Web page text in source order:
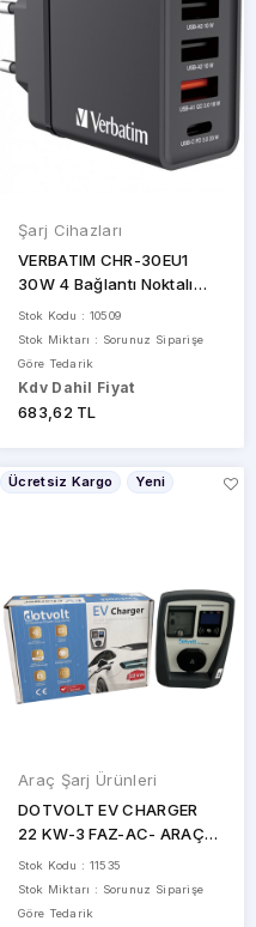
Şarj Cihazları
VERBATIM CHR-30EU1
30W 4 Bağlantı Noktalı
USB Duvar Şarj Cihazı -
Siyah
Stok Kodu : 10509
Stok Miktarı : Sorunuz Siparişe
Göre Tedarik
Kdv Dahil Fiyat
683,62 TL
Ücretsiz Kargo Yeni
Araç Şarj Ürünleri
DOTVOLT EV CHARGER
22 KW-3 FAZ-AC- ARAÇ
ŞARJ İSTASYONU
Stok Kodu : 11535
Stok Miktarı : Sorunuz Siparişe
Göre Tedarik